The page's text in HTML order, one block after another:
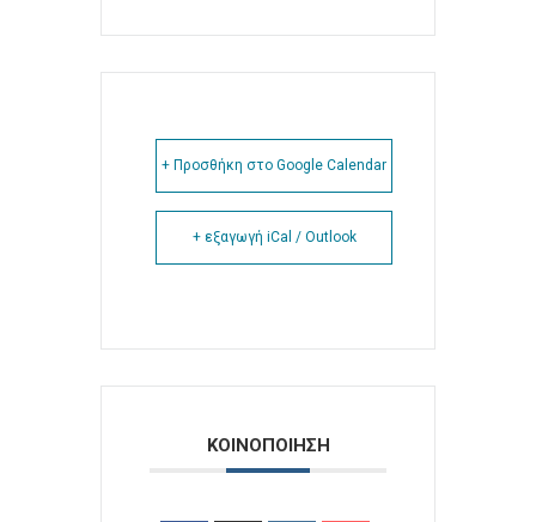
+ Προσθήκη στο Google Calendar
+ εξαγωγή iCal / Outlook
ΚΟΙΝΟΠΟΙΗΣΗ